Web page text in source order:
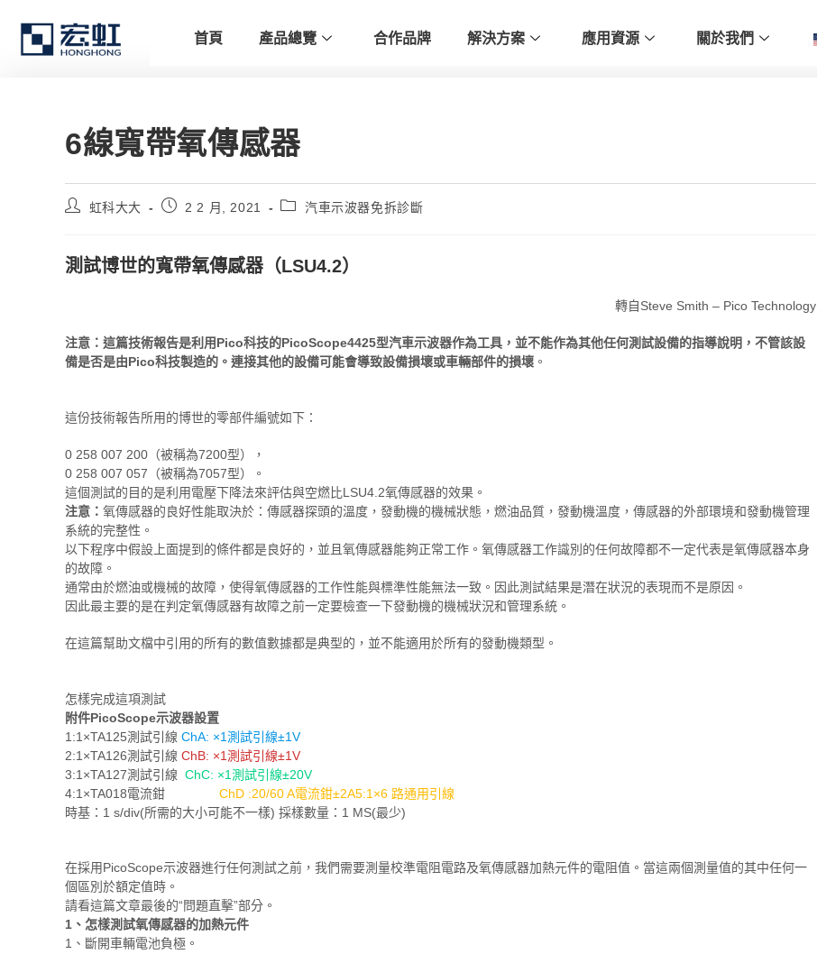
首頁 產品總覽 合作品牌 解決方案 應用資源 關於我們
6線寬帶氧傳感器
虹科大大 2 2 月, 2021 汽車示波器免拆診斷
測試博世的寬帶氧傳感器（LSU4.2）
轉自Steve Smith – Pico Technology
注意：這篇技術報告是利用Pico科技的PicoScope4425型汽車示波器作為工具，並不能作為其他任何測試設備的指導說明，不管該設
備是否是由Pico科技製造的。連接其他的設備可能會導致設備損壞或車輛部件的損壞 。
這份技術報告所用的博世的零部件編號如下：
0 258 007 200（被稱為7200型），
0 258 007 057（被稱為7057型）。
這個測試的​​目的是利用電壓下降法來評估與空燃比LSU4.2氧傳感器的效果。
注意： 氧傳感器的良好性能取決於：傳感器探頭的溫度，發動機的機械狀態，燃油品質，發動機溫度，傳感器的外部環境和發動機管理
系統的完整性。
以下程序中假設上面提到的條件都是良好的，並且氧傳感器能夠正常工作。氧傳感器工作識別的任何故障都不一定代表是氧傳感器本身
的故障。
通常由於燃油或機械的故障，使得氧傳感器的工作性能與標準性能無法一致。因此測試結果是潛在狀況的表現而不是原因。
因此最主要的是在判定氧傳感器有故障之前一定要檢查一下發動機的機械狀況和管理系統。
在這篇幫助文檔中引用的所有的數值數據都是典型的，並不能適用於所有的發動機類型。
怎樣完成這項測試
附件PicoScope示波器設置
1:1×TA125測試引線 ChA: ×1測試引線±1V
2:1×TA126測試引線 ChB: ×1測試引線±1V
3:1×TA127測試引線 ChC: ×1測試引線±20V
4:1×TA018電流鉗 ChD :20/60 A電流鉗±2A5:1×6 路通用引線
時基：1 s/div(所需的大小可能不一樣) 採樣數量：1 MS(最少)
在採用PicoScope示波器進行任何測試之前，我們需要測量校準電阻電路及氧傳感器加熱元件的電阻值。當這兩個測量值的其中任何一
個區別於額定值時。
請看這篇文章最後的“問題直擊”部分。
1、怎樣測試氧傳感器的加熱元件
1、斷開車輛電池負極。